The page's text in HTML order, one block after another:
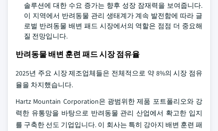
솔루션에 대한 수요 증가는 향후 성장 잠재력을 보여줍니다.
이 지역에서 반려동물 관리 생태계가 계속 발전함에 따라 글
로벌 반려동물 배변 패드 시장에서의 역할은 점점 더 중요해
질 전망입니다.
반려동물 배변 훈련 패드 시장 점유율
2025년 주요 시장 제조업체들은 전체적으로 약 8%의 시장 점유
율을 차지했습니다.
Hartz Mountain Corporation은 광범위한 제품 포트폴리오와 강
력한 유통망을 바탕으로 반려동물 관리 산업에서 확고한 입지
를 구축한 선도 기업입니다. 이 회사는 특히 강아지 배변 훈련 패